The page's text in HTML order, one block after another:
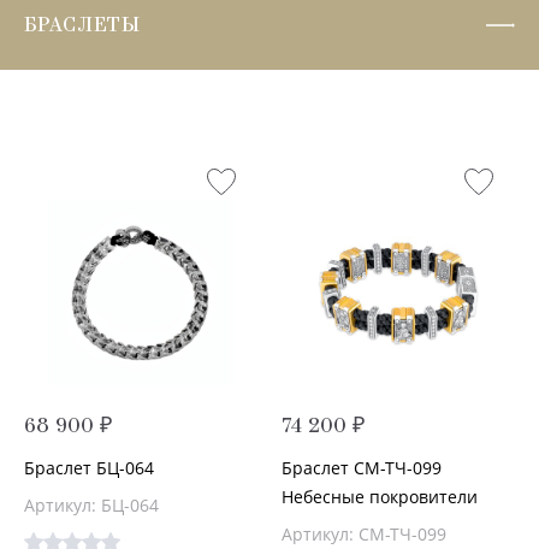
БРАСЛЕТЫ
68 900 ₽
Браслет БЦ-064
Артикул: БЦ-064
74 200 ₽
Браслет СМ-ТЧ-099
Небесные покровители
Артикул: СМ-ТЧ-099